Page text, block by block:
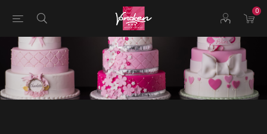
0
Bestellingen voor morgen kunnen vandaag uiterlijk tot
17:00 uur worden geplaatst.